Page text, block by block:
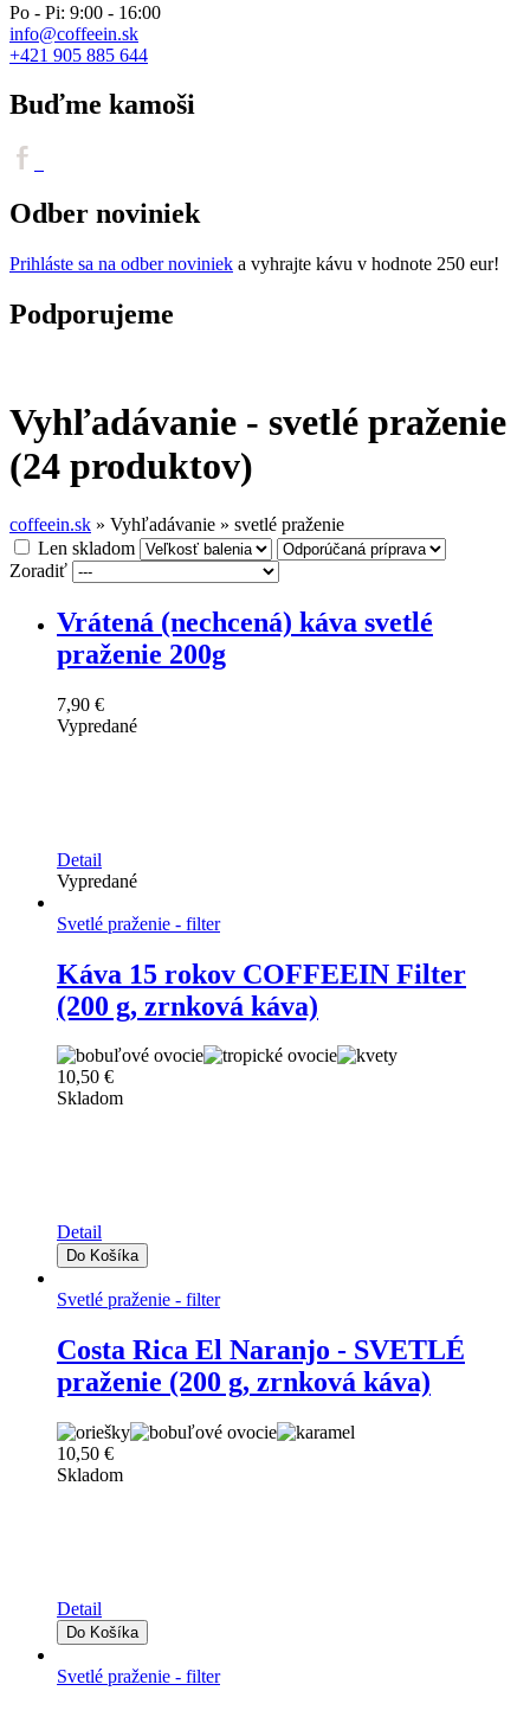
Po - Pi: 9:00 - 16:00
info@coffeein.sk
+421 905 885 644
Buďme kamoši
Odber noviniek
Prihláste sa na odber noviniek a vyhrajte kávu v hodnote 250 eur!
Podporujeme
Vyhľadávanie - svetlé praženie
(24 produktov)
coffeein.sk » Vyhľadávanie » svetlé praženie
Len skladom
Zoradiť
Vrátená (nechcená) káva svetlé
praženie 200g
7,90 €
Vypredané
Detail
Vypredané
Svetlé praženie - filter
Káva 15 rokov COFFEEIN Filter
(200 g, zrnková káva)
10,50 €
Skladom
Detail
Svetlé praženie - filter
Costa Rica El Naranjo - SVETLÉ
praženie (200 g, zrnková káva)
10,50 €
Skladom
Detail
Svetlé praženie - filter